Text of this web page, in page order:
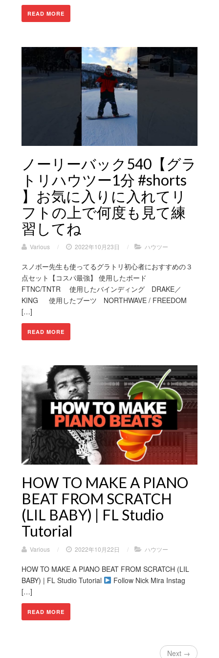
READ MORE
ノーリーバック540【グラ
トリハウツー1分 #shorts
】お気に入りに入れてリ
フトの上で何度も見て練
習してね
Various / 2022年10月23日 / ハウツー
スノボー先生も使ってるグラトリ初心者におすすめの３
点セット【コスパ最強】 使用したボード
FTNC/TNTR 使用したバインディング DRAKE／
KING 使用したブーツ NORTHWAVE / FREEDOM
[…]
READ MORE
HOW TO MAKE A PIANO
BEAT FROM SCRATCH
(LIL BABY) | FL Studio
Tutorial
Various / 2022年10月22日 / ハウツー
HOW TO MAKE A PIANO BEAT FROM SCRATCH (LIL
BABY) | FL Studio Tutorial
Follow Nick Mira Instag
[…]
READ MORE
Next →